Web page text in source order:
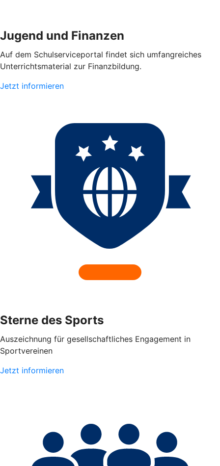
Jugend und Finanzen
Auf dem Schulserviceportal findet sich umfangreiches
Unterrichtsmaterial zur Finanzbildung.
Jetzt informieren
Sterne des Sports
Auszeichnung für gesellschaftliches Engagement in
Sportvereinen
Jetzt informieren